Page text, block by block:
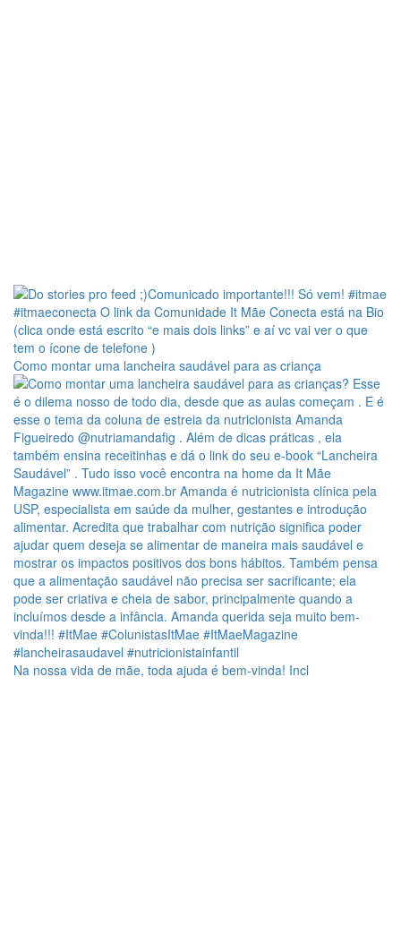
Como montar uma lancheira saudável para as criança
Na nossa vida de mãe, toda ajuda é bem-vinda! Incl